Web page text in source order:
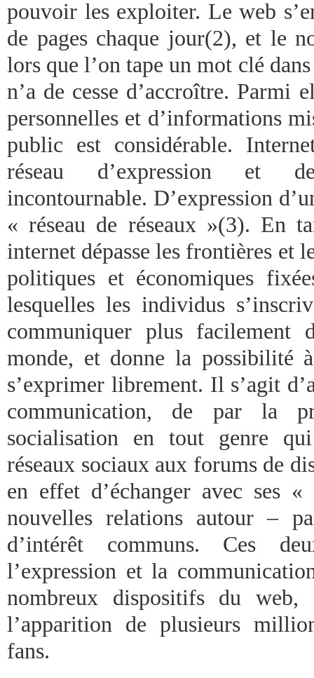
pouvoir les exploiter. Le web
de pages chaque jour(2), et le
lors que l’on tape un mot clé
n’a de cesse d’accroître. Parmi
personnelles et d’informations
public est considérable.
réseau d’expression et
incontournable. D’expression
« réseau de réseaux »(3). En
internet dépasse les frontières et
politiques et économiques
lesquelles les individus
communiquer plus facilement
monde, et donne la possibilité
s’exprimer librement. Il s’agit
communication, de par la
socialisation en tout genre
réseaux sociaux aux forums de
en effet d’échanger avec ses
nouvelles relations autour –
d’intérêt communs. Ces
l’expression et la
nombreux dispositifs du
l’apparition de plusieurs
fans.